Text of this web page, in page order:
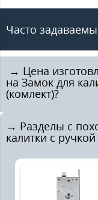
Часто
→ Цена
на Замок для
(комлект)?
→ Разделы с
калитки с